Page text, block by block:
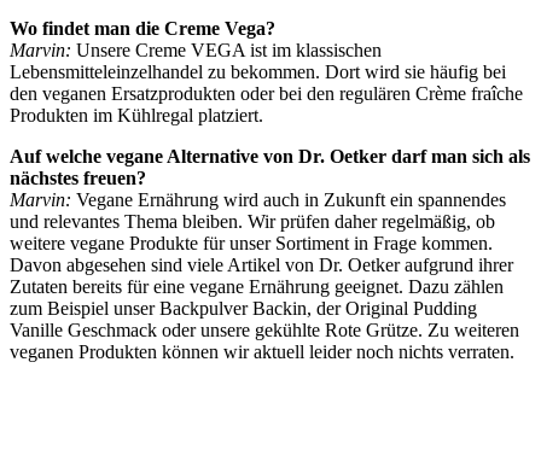
Wo findet man die Creme Vega?
Marvin: Unsere Creme VEGA ist im klassischen
Lebensmitteleinzelhandel zu bekommen. Dort wird sie häufig bei
den veganen Ersatzprodukten oder bei den regulären Crème fraîche
Produkten im Kühlregal platziert.
Auf welche vegane Alternative von Dr. Oetker darf man sich als
nächstes freuen?
Marvin: Vegane Ernährung wird auch in Zukunft ein spannendes
und relevantes Thema bleiben. Wir prüfen daher regelmäßig, ob
weitere vegane Produkte für unser Sortiment in Frage kommen.
Davon abgesehen sind viele Artikel von Dr. Oetker aufgrund ihrer
Zutaten bereits für eine vegane Ernährung geeignet. Dazu zählen
zum Beispiel unser Backpulver Backin, der Original Pudding
Vanille Geschmack oder unsere gekühlte Rote Grütze. Zu weiteren
veganen Produkten können wir aktuell leider noch nichts verraten.